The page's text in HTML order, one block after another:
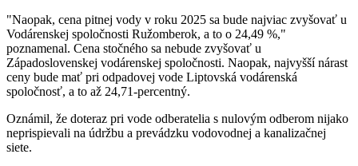
"Naopak, cena pitnej vody v roku 2025 sa bude najviac zvyšovať u
Vodárenskej spoločnosti Ružomberok, a to o 24,49 %,"
poznamenal. Cena stočného sa nebude zvyšovať u
Západoslovenskej vodárenskej spoločnosti. Naopak, najvyšší nárast
ceny bude mať pri odpadovej vode Liptovská vodárenská
spoločnosť, a to až 24,71-percentný.
Oznámil, že doteraz pri vode odberatelia s nulovým odberom nijako
neprispievali na údržbu a prevádzku vodovodnej a kanalizačnej
siete.